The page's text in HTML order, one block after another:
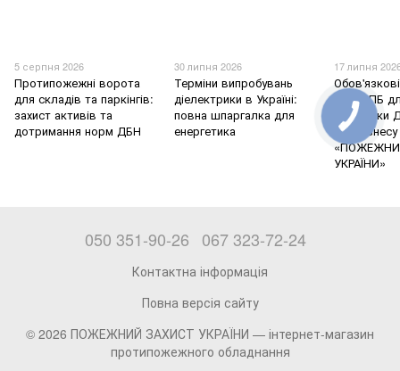
5 серпня 2026
Протипожежні ворота
для складів та паркінгів:
захист активів та
дотримання норм ДБН
30 липня 2026
Терміни випробувань
діелектрики в Україні:
повна шпаргалка для
енергетика
17 липня
знаки ПБ
для
УКРАЇНИ»
050 351-90-26 067 323-72-24
Контактна інформація
Повна версія сайту
© 2026 ПОЖЕЖНИЙ ЗАХИСТ УКРАЇНИ — інтернет-магазин
протипожежного обладнання